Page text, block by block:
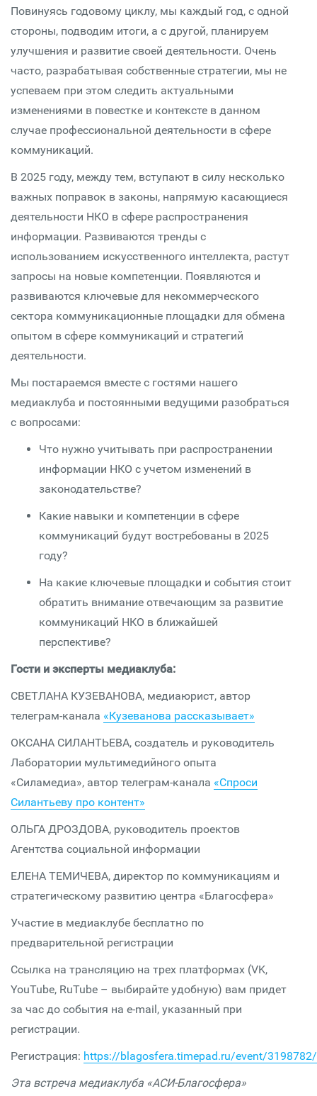
Повинуясь годовому циклу, мы каждый год, с одной
стороны, подводим итоги, а с другой, планируем
улучшения и развитие своей деятельности. Очень
часто, разрабатывая собственные стратегии, мы не
успеваем при этом следить актуальными
изменениями в повестке и контексте в данном
случае профессиональной деятельности в сфере
коммуникаций.
В 2025 году, между тем, вступают в силу несколько
важных поправок в законы, напрямую касающиеся
деятельности НКО в сфере распространения
информации. Развиваются тренды с
использованием искусственного интеллекта, растут
запросы на новые компетенции. Появляются и
развиваются ключевые для некоммерческого
сектора коммуникационные площадки для обмена
опытом в сфере коммуникаций и стратегий
деятельности.
Мы постараемся вместе с гостями нашего
медиаклуба и постоянными ведущими разобраться
с вопросами:
Что нужно учитывать при распространении
информации НКО с учетом изменений в
законодательстве?
Какие навыки и компетенции в сфере
коммуникаций будут востребованы в 2025
году?
На какие ключевые площадки и события стоит
обратить внимание отвечающим за развитие
коммуникаций НКО в ближайшей
перспективе?
Гости и эксперты медиаклуба:
СВЕТЛАНА КУЗЕВАНОВА, медиаюрист, автор
телеграм-канала «Кузеванова рассказывает»
ОКСАНА СИЛАНТЬЕВА, создатель и руководитель
Лаборатории мультимедийного опыта
«Силамедиа», автор телеграм-канала «Спроси
Силантьеву про контент»
ОЛЬГА ДРОЗДОВА, руководитель проектов
Агентства социальной информации
ЕЛЕНА ТЕМИЧЕВА, директор по коммуникациям и
стратегическому развитию центра «Благосфера»
Участие в медиаклубе бесплатно по
предварительной регистрации
Ссылка на трансляцию на трех платформах (VK,
YouTube, RuTube – выбирайте удобную) вам придет
за час до события на e-mail, указанный при
регистрации.
Регистрация: https://blagosfera.timepad.ru/event/3198782/
Эта встреча медиаклуба «АСИ-Благосфера»